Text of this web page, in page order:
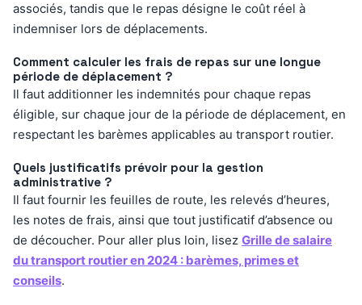
associés, tandis que le repas désigne le coût réel à
indemniser lors de déplacements.
Comment calculer les frais de repas sur une longue
période de déplacement ?
Il faut additionner les indemnités pour chaque repas
éligible, sur chaque jour de la période de déplacement, en
respectant les barèmes applicables au transport routier.
Quels justificatifs prévoir pour la gestion
administrative ?
Il faut fournir les feuilles de route, les relevés d’heures,
les notes de frais, ainsi que tout justificatif d’absence ou
de découcher. Pour aller plus loin, lisez Grille de salaire
du transport routier en 2024 : barèmes, primes et
conseils.